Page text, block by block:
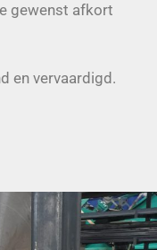
gewenst afkort
en vervaardigd.